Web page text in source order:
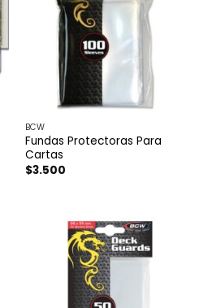
BCW
Fundas Protectoras Para
Cartas
$3.500